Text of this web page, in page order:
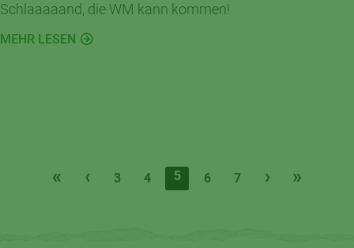
Schlaaaaand, die WM kann kommen!
MEHR LESEN
« ‹ 3 4 5 6 7 › »